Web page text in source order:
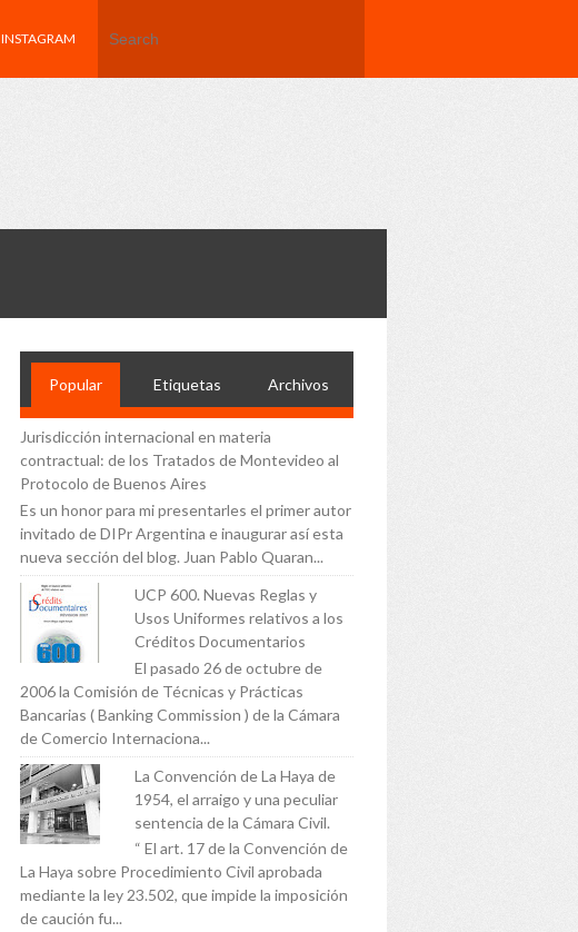
INSTAGRAM
Popular Etiquetas Archivos
Jurisdicción internacional en materia
contractual: de los Tratados de Montevideo al
Protocolo de Buenos Aires
Es un honor para mi presentarles el primer autor
invitado de DIPr Argentina e inaugurar así esta
nueva sección del blog. Juan Pablo Quaran...
UCP 600. Nuevas Reglas y
Usos Uniformes relativos a los
Créditos Documentarios
El pasado 26 de octubre de
2006 la Comisión de Técnicas y Prácticas
Bancarias ( Banking Commission ) de la Cámara
de Comercio Internaciona...
La Convención de La Haya de
1954, el arraigo y una peculiar
sentencia de la Cámara Civil.
“ El art. 17 de la Convención de
La Haya sobre Procedimiento Civil aprobada
mediante la ley 23.502, que impide la imposición
de caución fu...